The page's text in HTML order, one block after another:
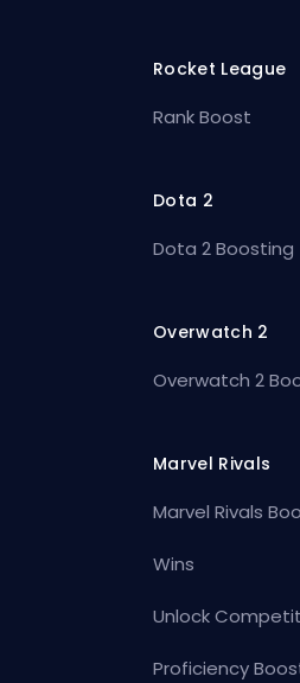
Rocket League
Rank Boost
Dota 2
Dota 2 Boosting
Overwatch 2
Overwatch 2
Marvel Rivals
Marvel Rivals
Wins
Unlock
Proficiency